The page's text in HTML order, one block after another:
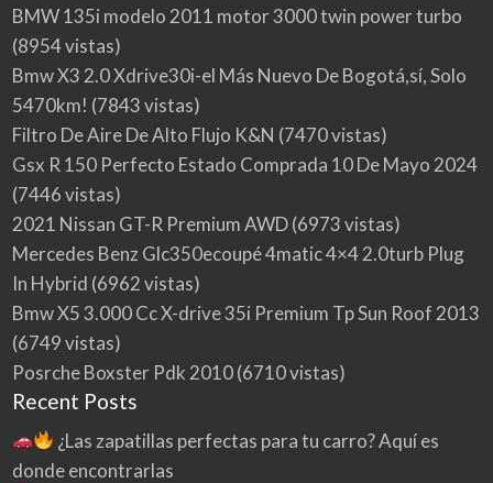
BMW 135i modelo 2011 motor 3000 twin power turbo
(8954 vistas)
Bmw X3 2.0 Xdrive30i-el Más Nuevo De Bogotá,sí, Solo
5470km! (7843 vistas)
Filtro De Aire De Alto Flujo K&N (7470 vistas)
Gsx R 150 Perfecto Estado Comprada 10 De Mayo 2024
(7446 vistas)
2021 Nissan GT-R Premium AWD(6973 vistas)
Mercedes Benz Glc350ecoupé 4matic 4×4 2.0turb Plug
In Hybrid (6962 vistas)
Bmw X5 3.000 Cc X-drive 35i Premium Tp Sun Roof 2013
(6749 vistas)
Posrche Boxster Pdk 2010(6710 vistas)
Recent Posts
¿Las zapatillas perfectas para tu carro? Aquí es
donde encontrarlas